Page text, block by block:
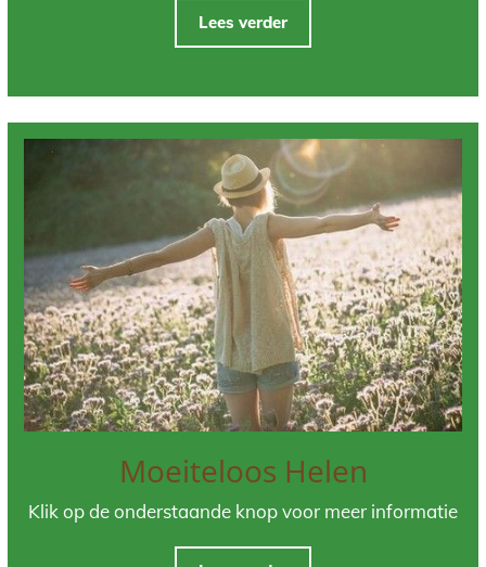
Lees verder
Moeiteloos Helen
Klik op de onderstaande knop voor meer informatie